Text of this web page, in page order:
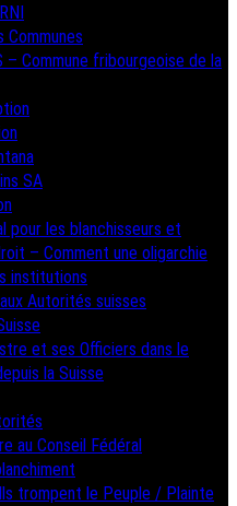
Communes
– Commune fribourgeoise de la
SA
pour les blanchisseurs et
– Comment une oligarchie
institutions
Autorités suisses
et ses Officiers dans le
la Suisse
au Conseil Fédéral
trompent le Peuple / Plainte